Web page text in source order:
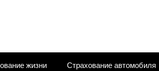
жизни Страхование автомобиля